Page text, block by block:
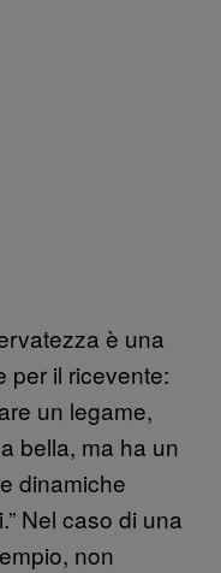
è una
per il ricevente:
un legame,
bella, ma ha un
dinamiche
Nel caso di una
non